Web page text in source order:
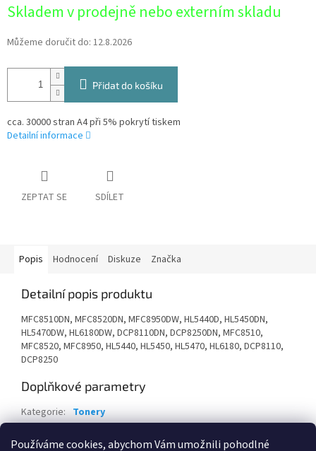
Používáme cookies, abychom Vám umožnili pohodlné
cena:
Skladem v prodejně nebo externím skladu
Můžeme doručit do: 12.8.2026
Přidat do košíku
cca. 30000 stran A4 při 5% pokrytí tiskem
Detailní informace
ZEPTAT SE SDÍLET
Popis Hodnocení Diskuze Značka
Detailní popis produktu
MFC8510DN, MFC8520DN, MFC8950DW, HL5440D, HL5450DN,
HL5470DW, HL6180DW, DCP8110DN, DCP8250DN, MFC8510,
MFC8520, MFC8950, HL5440, HL5450, HL5470, HL6180, DCP8110,
DCP8250
Doplňkové parametry
Kategorie: Tonery
EAN: 4977766708944